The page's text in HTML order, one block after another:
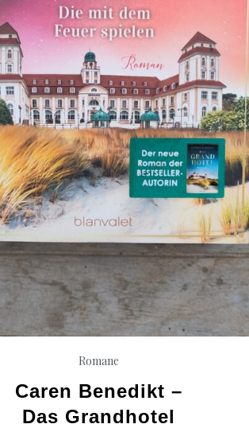
Romane
Caren Benedikt –
Das Grandhotel